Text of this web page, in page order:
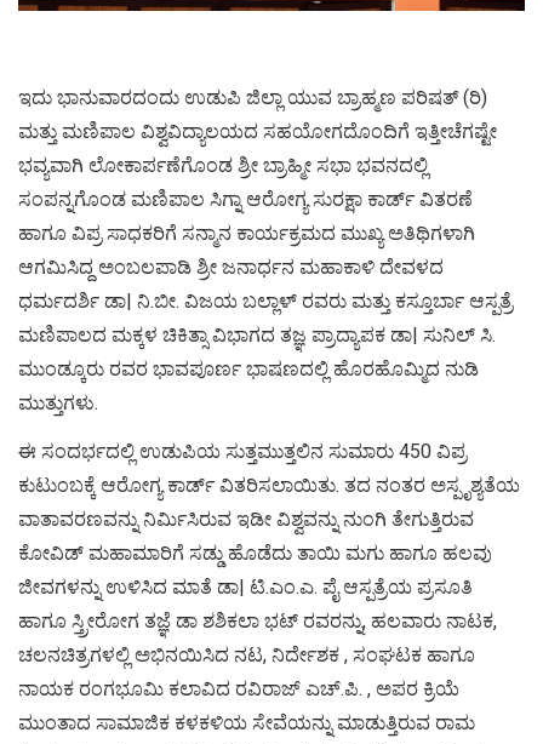
ಇದು ಭಾನುವಾರದಂದು ಉಡುಪಿ ಜಿಲ್ಲಾ ಯುವ ಬ್ರಾಹ್ಮಣ ಪರಿಷತ್ (ರಿ)
ಮತ್ತು ಮಣಿಪಾಲ ವಿಶ್ವವಿದ್ಯಾಲಯದ ಸಹಯೋಗದೊಂದಿಗೆ ಇತ್ತೀಚೆಗಷ್ಟೇ
ಭವ್ಯವಾಗಿ ಲೋಕಾರ್ಪಣೆಗೊಂಡ ಶ್ರೀ ಬ್ರಾಹ್ಮೀ ಸಭಾ ಭವನದಲ್ಲಿ
ಸಂಪನ್ನಗೊಂಡ ಮಣಿಪಾಲ ಸಿಗ್ನಾ ಆರೋಗ್ಯ ಸುರಕ್ಷಾ ಕಾರ್ಡ್ ವಿತರಣೆ
ಹಾಗೂ ವಿಪ್ರ ಸಾಧಕರಿಗೆ ಸನ್ಮಾನ ಕಾರ್ಯಕ್ರಮದ ಮುಖ್ಯ ಅತಿಥಿಗಳಾಗಿ
ಆಗಮಿಸಿದ್ದ ಅಂಬಲಪಾಡಿ ಶ್ರೀ ಜನಾರ್ಧನ ಮಹಾಕಾಳಿ ದೇವಳದ
ಧರ್ಮದರ್ಶಿ ಡಾ| ನಿ.ಬೀ. ವಿಜಯ ಬಲ್ಲಾಳ್ ರವರು ಮತ್ತು ಕಸ್ತೂರ್ಬಾ ಆಸ್ಪತ್ರೆ
ಮಣಿಪಾಲದ ಮಕ್ಕಳ ಚಿಕಿತ್ಸಾ ವಿಭಾಗದ ತಜ್ಞ ಪ್ರಾದ್ಯಾಪಕ ಡಾ| ಸುನಿಲ್ ಸಿ.
ಮುಂಡ್ಕೂರು ರವರ ಭಾವಪೂರ್ಣ ಭಾಷಣದಲ್ಲಿ ಹೊರಹೊಮ್ಮಿದ ನುಡಿ
ಮುತ್ತುಗಳು.
ಈ ಸಂದರ್ಭದಲ್ಲಿ ಉಡುಪಿಯ ಸುತ್ತಮುತ್ತಲಿನ ಸುಮಾರು 450 ವಿಪ್ರ
ಕುಟುಂಬಕ್ಕೆ ಆರೋಗ್ಯ ಕಾರ್ಡ್ ವಿತರಿಸಲಾಯಿತು. ತದ ನಂತರ ಅಸ್ಪೃಶ್ಯತೆಯ
ವಾತಾವರಣವನ್ನು ನಿರ್ಮಿಸಿರುವ ಇಡೀ ವಿಶ್ವವನ್ನು ನುಂಗಿ ತೇಗುತ್ತಿರುವ
ಕೋವಿಡ್ ಮಹಾಮಾರಿಗೆ ಸಡ್ಡು ಹೊಡೆದು ತಾಯಿ ಮಗು ಹಾಗೂ ಹಲವು
ಜೀವಗಳನ್ನು ಉಳಿಸಿದ ಮಾತೆ ಡಾ| ಟಿ.ಎಂ.ಎ. ಪೈ ಆಸ್ಪತ್ರೆಯ ಪ್ರಸೂತಿ
ಹಾಗೂ ಸ್ತ್ರೀರೋಗ ತಜ್ಞೆ ಡಾ ಶಶಿಕಲಾ ಭಟ್ ರವರನ್ನು, ಹಲವಾರು ನಾಟಕ,
ಚಲನಚಿತ್ರಗಳಲ್ಲಿ ಅಭಿನಯಿಸಿದ ನಟ, ನಿರ್ದೇಶಕ , ಸಂಘಟಕ ಹಾಗೂ
ನಾಯಕ ರಂಗಭೂಮಿ ಕಲಾವಿದ ರವಿರಾಜ್ ಎಚ್.ಪಿ. , ಅಪರ ಕ್ರಿಯೆ
ಮುಂತಾದ ಸಾಮಾಜಿಕ ಕಳಕಳಿಯ ಸೇವೆಯನ್ನು ಮಾಡುತ್ತಿರುವ ರಾಮ